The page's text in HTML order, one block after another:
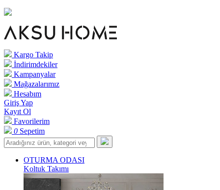
Kargo Takip
İndirimdekiler
Kampanyalar
Mağazalarımız
Hesabım
Giriş Yap
Kayıt Ol
Favorilerim
0 Sepetim
OTURMA ODASI
Koltuk Takımı